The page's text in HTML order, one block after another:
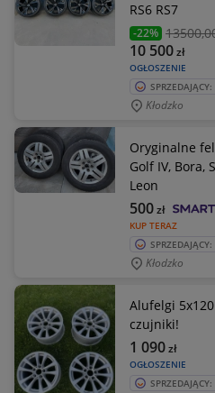
RS6 RS7
-22% 13500
OGŁOSZENIE
10 500zł
Kłodzko
Oryginalne
Golf IV, Bora,
Leon
KUP TERAZ
500zł
Kłodzko
Alufelgi
czujniki!
OGŁOSZENIE
1 090zł